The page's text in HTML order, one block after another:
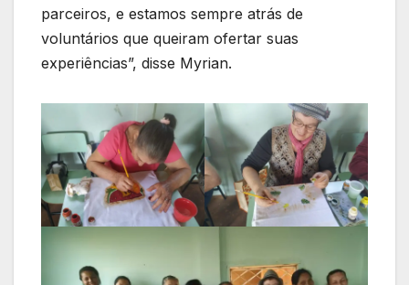
parceiros, e estamos sempre atrás de
voluntários que queiram ofertar suas
experiências”, disse Myrian.